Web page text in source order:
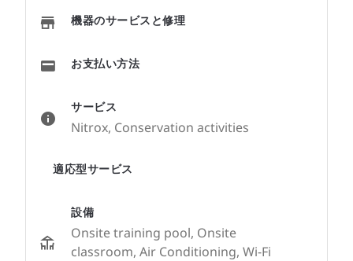
サービス
Nitrox, Conservation activities
適応型サービス
設備
Onsite training pool, Onsite
classroom, Air Conditioning, Wi-Fi
機器のサービスと修理
お支払い方法